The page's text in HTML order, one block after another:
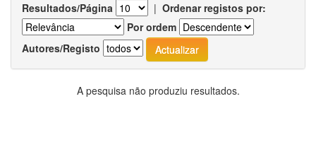
Resultados/Página | Ordenar registos por:
Por ordem
Autores/Registo
A pesquisa não produziu resultados.